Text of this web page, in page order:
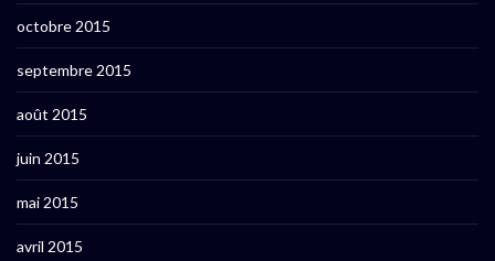
octobre 2015
septembre 2015
août 2015
juin 2015
mai 2015
avril 2015